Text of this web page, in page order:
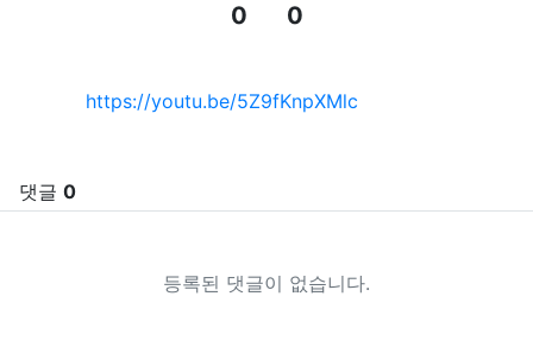
0
0
관련자료https://youtu.be/5Z9fKnpXMlc
댓글 0
등록된 댓글이 없습니다.